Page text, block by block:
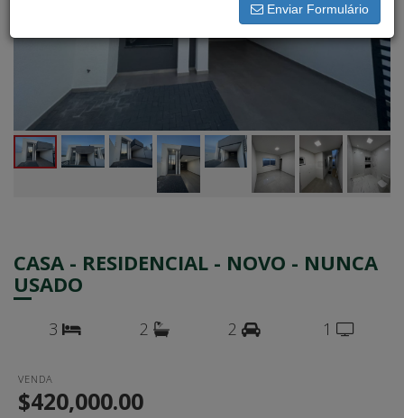
CASA - RESIDENCIAL - NOVO - NUNCA
USADO
3 2 2 1
VENDA
$420,000.00
Enviar Formulário